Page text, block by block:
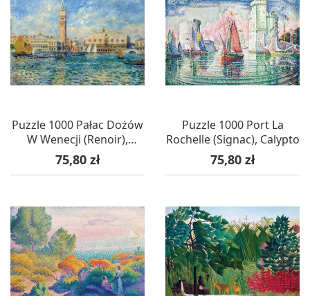
Puzzle 1000 Pałac Dożów
W Wenecji (Renoir),
Calypto
Cena
75,80 zł
Puzzle 1000 Port La
Rochelle (Signac), Calypto
Cena
75,80 zł